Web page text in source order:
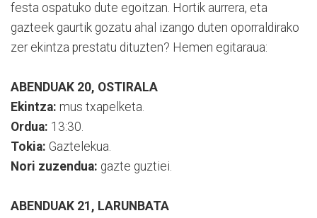
festa ospatuko dute egoitzan. Hortik aurrera, eta
gazteek gaurtik gozatu ahal izango duten oporraldirako
zer ekintza prestatu dituzten? Hemen egitaraua:
ABENDUAK 20, OSTIRALA
Ekintza: mus txapelketa.
Ordua: 13:30.
Tokia: Gaztelekua.
Nori zuzendua: gazte guztiei.
ABENDUAK 21, LARUNBATA